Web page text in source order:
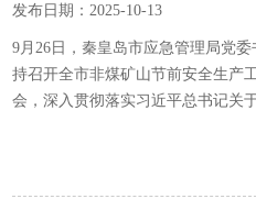
发布日期：2025-10-13
9月26日，秦皇岛市应急管理局党
持召开全市非煤矿山节前安全生产
会，深入贯彻落实习近平总书记关
煤矿山智能化建设，推动矿山安全
市非煤矿山安全生产形势持续稳